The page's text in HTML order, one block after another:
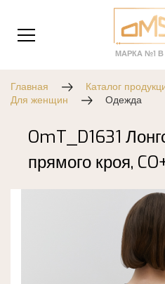
МАРКА №1
Главная
Каталог
Для женщин
Одежда
OmT_D1631
прямого кроя,